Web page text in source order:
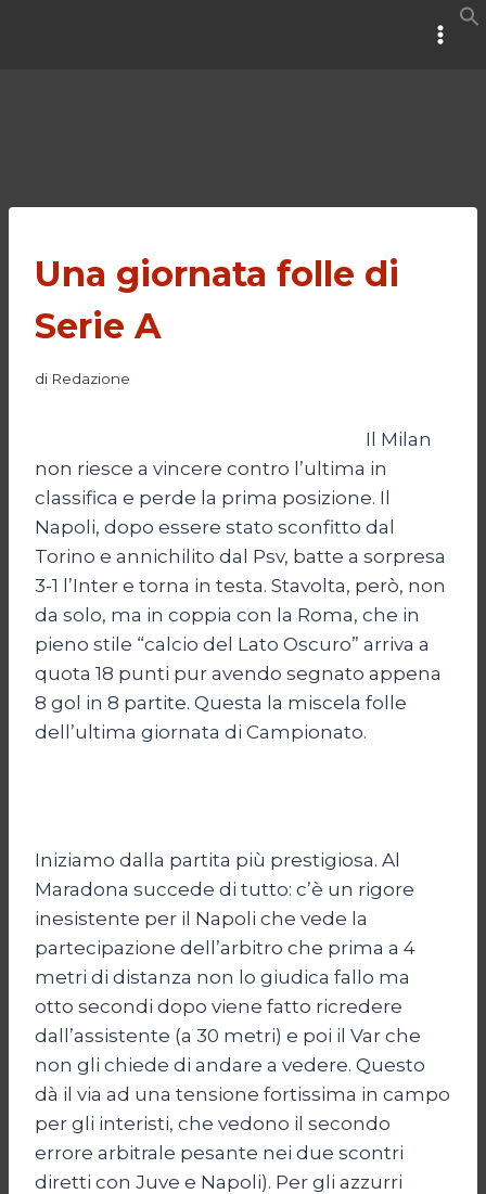
Una giornata folle di
Serie A
di Redazione
Il Milan
non riesce a vincere contro l’ultima in
classifica e perde la prima posizione. Il
Napoli, dopo essere stato sconfitto dal
Torino e annichilito dal Psv, batte a sorpresa
3-1 l’Inter e torna in testa. Stavolta, però, non
da solo, ma in coppia con la Roma, che in
pieno stile “calcio del Lato Oscuro” arriva a
quota 18 punti pur avendo segnato appena
8 gol in 8 partite. Questa la miscela folle
dell’ultima giornata di Campionato.
Iniziamo dalla partita più prestigiosa. Al
Maradona succede di tutto: c’è un rigore
inesistente per il Napoli che vede la
partecipazione dell’arbitro che prima a 4
metri di distanza non lo giudica fallo ma
otto secondi dopo viene fatto ricredere
dall’assistente (a 30 metri) e poi il Var che
non gli chiede di andare a vedere. Questo
dà il via ad una tensione fortissima in campo
per gli interisti, che vedono il secondo
errore arbitrale pesante nei due scontri
diretti con Juve e Napoli). Per gli azzurri